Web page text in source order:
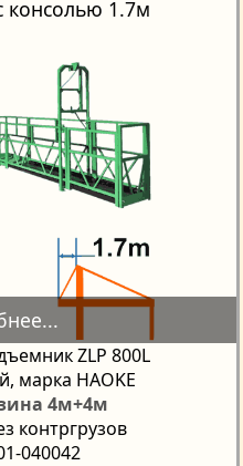
консолью 1.7м
ZLP 800L
марка HAOKE
4м+4м
контргрузов
040042